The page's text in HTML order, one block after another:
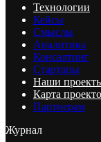
Технологии
Кейсы
Смыслы
Аналитика
Консалтинг
Стартапы
Наши
Карта
Партнерам
Журнал